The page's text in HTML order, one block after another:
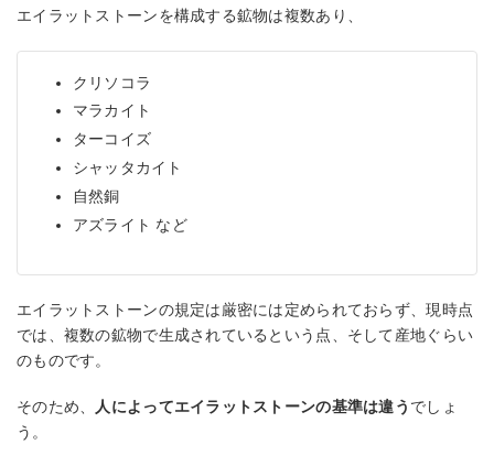
エイラットストーンを構成する鉱物は複数あり、
クリソコラ
マラカイト
ターコイズ
シャッタカイト
自然銅
アズライト など
エイラットストーンの規定は厳密には定められておらず、現時点
では、複数の鉱物で生成されているという点、そして産地ぐらい
のものです。
そのため、 人によってエイラットストーンの基準は違う でしょ
う。